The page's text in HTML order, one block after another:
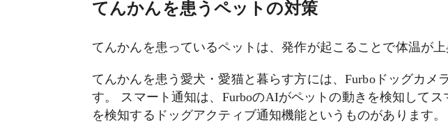
てんかんを患うペットの対策
てんかんを患っているペットは、発作が起こることで体温が
てんかんを患う愛犬・愛猫と暮らす方には、Furboドッグカ
す。 スマート通知は、FurboのAIがペットの動きを検知して
を検知するドッグアクティブ通知機能というものがあります。